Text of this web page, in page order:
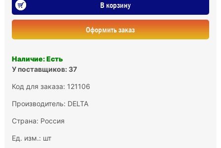
В корзину
Оформить заказ
Наличие: Есть
У поставщиков: 37
Код для заказа: 121106
Производитель: DELTA
Страна: Россия
Ед. изм.: шт